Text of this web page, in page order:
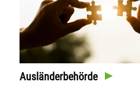
Ausländerbehörde